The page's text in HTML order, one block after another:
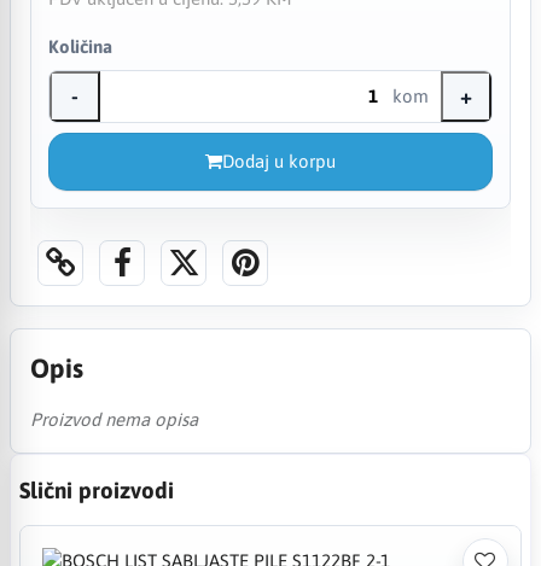
Količina
- kom +
Dodaj u korpu
Opis
Proizvod nema opisa
Slični proizvodi